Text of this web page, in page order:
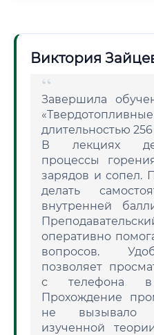
Виктория
Завершила
длительностью
В лекциях
процессы
зарядов и сопел.
делать
внутренней
оперативно
вопросов.
позволяет
с телефона
Прохождение
не вызывало
изученной